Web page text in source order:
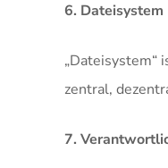
6. Dateisystem
„Dateisystem“
zentral,
7.